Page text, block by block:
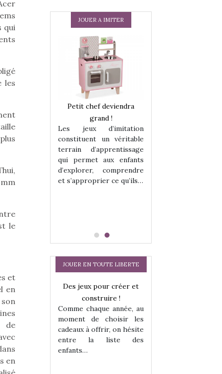
qui
les
le
et
en
de
en
JOUER A IMITER
un
des
!
pour les
meilleur
Petit chef deviendra
grand !
Les jeux d’imitation
constituent un véritable
terrain d’apprentissage
qui permet aux enfants
d’explorer, comprendre
et s’approprier ce qu’ils…
JOUER EN TOUTE LIBERTE
trottinette
bien plus
Des jeux pour créer et
construire !
Comme chaque année, au
moment de choisir les
cadeaux à offrir, on hésite
entre la liste des
enfants…